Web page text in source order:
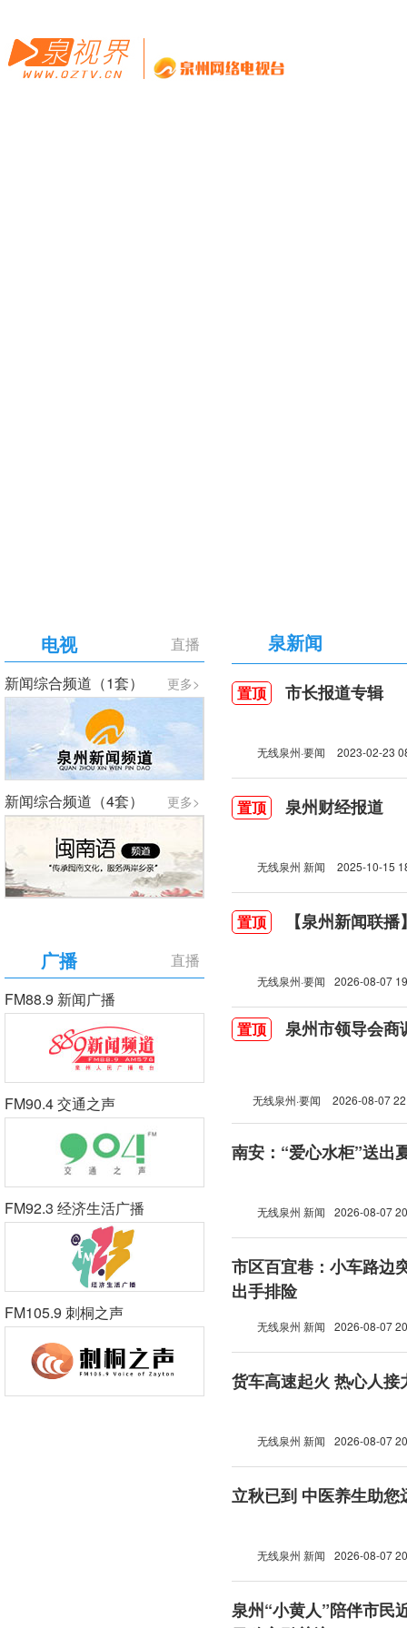
直播
电视
更多>
新闻综合频道（1套）
更多>
新闻综合频道（4套）
直播
广播
FM88.9 新闻广播
FM90.4 交通之声
FM92.3 经济生活广播
FM105.9 刺桐之声
泉新闻
置顶 市长报道专辑
无线泉州·要闻 2023-02-23
置顶 泉州财经报道
无线泉州 新闻 2025-10-15
置顶 【泉州新闻联
无线泉州·要闻 2026-08-07
置顶 泉州市领导会商
无线泉州·要闻 2026-08-07
南安：“爱心水柜”送出
无线泉州 新闻 2026-08-07
市区百宜巷：小车路边
出手排险
无线泉州 新闻 2026-08-07
货车高速起火 热心人接
无线泉州 新闻 2026-08-07
立秋已到 中医养生助您
无线泉州 新闻 2026-08-07
泉州“小黄人”陪伴市民